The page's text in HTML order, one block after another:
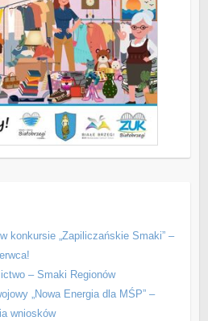
konkursie „Zapiliczańskie Smaki” –
– Smaki Regionów
„Nowa Energia dla MŚP” –
wniosków